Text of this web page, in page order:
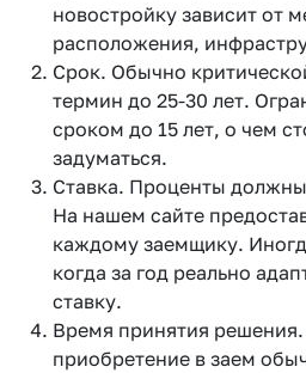
новостройку зависит от
расположения,
Срок. Обычно
термин до 25-30 лет.
сроком до 15 лет, о чем
задуматься.
Ставка. Проценты
На нашем сайте
каждому заемщику.
когда за год реально
ставку.
Время принятия
приобретение в заем